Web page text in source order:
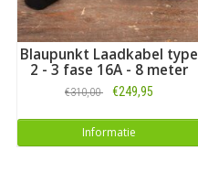
Blaupunkt Laadkabel type
2 - 3 fase 16A - 8 meter
€310,00 €249,95
Informatie